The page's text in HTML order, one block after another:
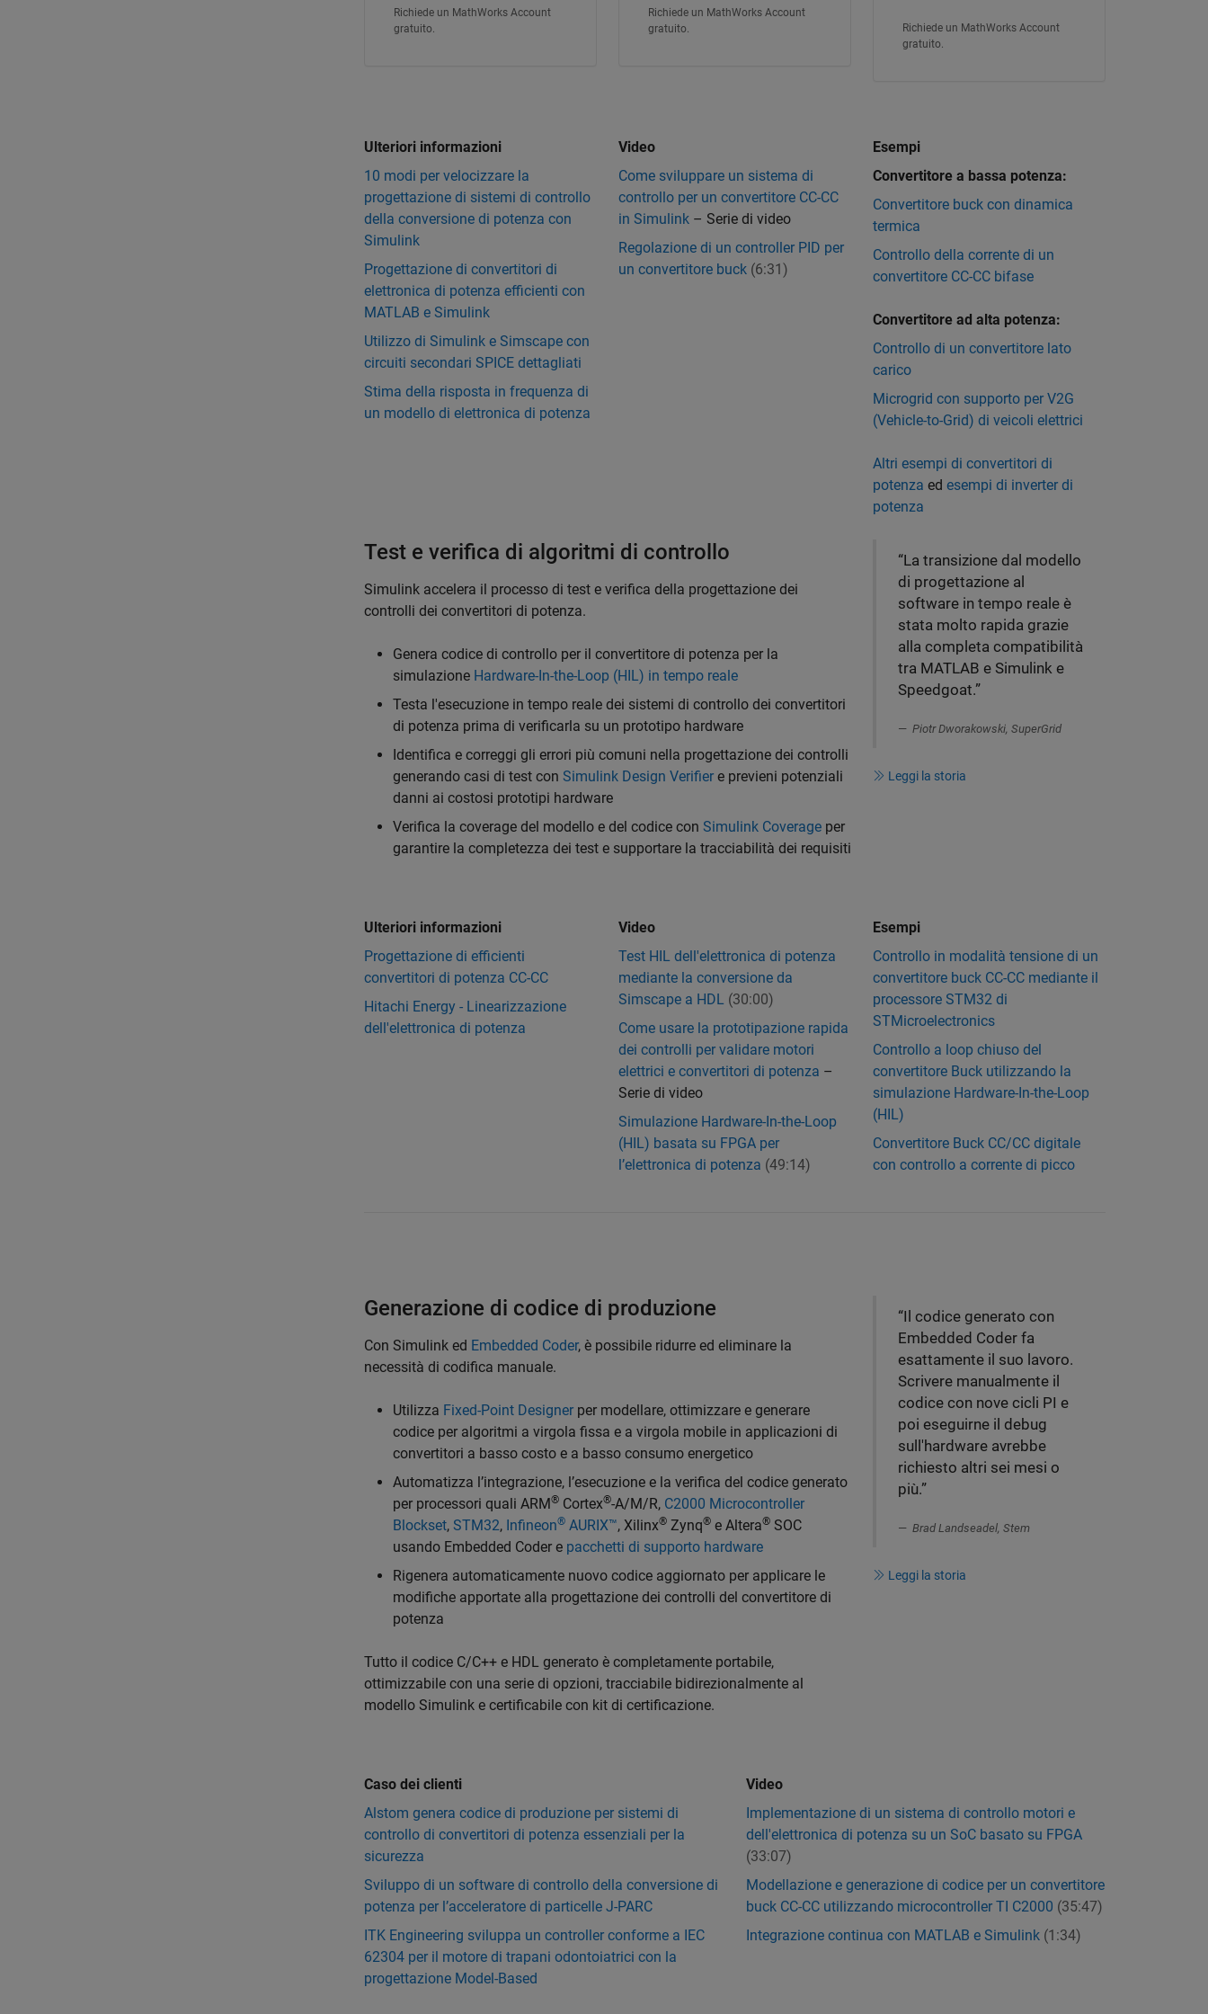
Richiede un MathWorks Account
gratuito.
Richiede un MathWorks Account
gratuito.
Richiede un MathWorks Account
gratuito.
Ulteriori informazioni
10 modi per velocizzare la
progettazione di sistemi di controllo
della conversione di potenza con
Simulink
Progettazione di convertitori di
elettronica di potenza efficienti con
MATLAB e Simulink
Utilizzo di Simulink e Simscape con
circuiti secondari SPICE dettagliati
Stima della risposta in frequenza di
un modello di elettronica di potenza
Video
Come sviluppare un sistema di
controllo per un convertitore CC-CC
in Simulink– Serie di video
Regolazione di un controller PID per
un convertitore buck (6:31)
Esempi
Convertitore a bassa potenza:
Convertitore buck con dinamica
termica
Controllo della corrente di un
convertitore CC-CC bifase
Convertitore ad alta potenza:
Controllo di un convertitore lato
carico
Microgrid con supporto per V2G
(Vehicle-to-Grid) di veicoli elettrici
Altri esempi di convertitori di
potenza ed esempi di inverter di
potenza
Test e verifica di algoritmi di controllo
Simulink accelera il processo di test e verifica della progettazione dei
controlli dei convertitori di potenza.
Genera codice di controllo per il convertitore di potenza per la
simulazione Hardware-In-the-Loop (HIL) in tempo reale
Testa l'esecuzione in tempo reale dei sistemi di controllo dei convertitori
di potenza prima di verificarla su un prototipo hardware
Identifica e correggi gli errori più comuni nella progettazione dei controlli
generando casi di test con Simulink Design Verifier e previeni potenziali
danni ai costosi prototipi hardware
Verifica la coverage del modello e del codice con Simulink Coverage per
garantire la completezza dei test e supportare la tracciabilità dei requisiti
“La transizione dal modello
di progettazione al
software in tempo reale è
stata molto rapida grazie
alla completa compatibilità
tra MATLAB e Simulink e
Speedgoat.”
Piotr Dworakowski, SuperGrid
Leggi la storia
Ulteriori informazioni
Progettazione di efficienti
convertitori di potenza CC-CC
Hitachi Energy - Linearizzazione
dell'elettronica di potenza
Video
Test HIL dell'elettronica di potenza
mediante la conversione da
Simscape a HDL (30:00)
Come usare la prototipazione rapida
dei controlli per validare motori
elettrici e convertitori di potenza –
Serie di video
Simulazione Hardware-In-the-Loop
(HIL) basata su FPGA per
l’elettronica di potenza (49:14)
Esempi
Controllo in modalità tensione di un
convertitore buck CC-CC mediante il
processore STM32 di
STMicroelectronics
Controllo a loop chiuso del
convertitore Buck utilizzando la
simulazione Hardware-In-the-Loop
(HIL)
Convertitore Buck CC/CC digitale
con controllo a corrente di picco
Generazione di codice di produzione
Con Simulink ed Embedded Coder, è possibile ridurre ed eliminare la
necessità di codifica manuale.
Utilizza Fixed-Point Designer per modellare, ottimizzare e generare
codice per algoritmi a virgola fissa e a virgola mobile in applicazioni di
convertitori a basso costo e a basso consumo energetico
Automatizza l’integrazione, l’esecuzione e la verifica del codice generato
per processori quali ARM® Cortex®-A/M/R, C2000 Microcontroller
Blockset, STM32, Infineon® AURIX™, Xilinx® Zynq® e Altera® SOC
usando Embedded Coder e pacchetti di supporto hardware
Rigenera automaticamente nuovo codice aggiornato per applicare le
modifiche apportate alla progettazione dei controlli del convertitore di
potenza
Tutto il codice C/C++ e HDL generato è completamente portabile,
ottimizzabile con una serie di opzioni, tracciabile bidirezionalmente al
modello Simulink e certificabile con kit di certificazione.
“Il codice generato con
Embedded Coder fa
esattamente il suo lavoro.
Scrivere manualmente il
codice con nove cicli PI e
poi eseguirne il debug
sull'hardware avrebbe
richiesto altri sei mesi o
più.”
Brad Landseadel, Stem
Leggi la storia
Caso dei clienti
Alstom genera codice di produzione per sistemi di
controllo di convertitori di potenza essenziali per la
sicurezza
Sviluppo di un software di controllo della conversione di
potenza per l’acceleratore di particelle J-PARC
ITK Engineering sviluppa un controller conforme a IEC
62304 per il motore di trapani odontoiatrici con la
progettazione Model-Based
Video
Implementazione di un sistema di controllo motori e
dell'elettronica di potenza su un SoC basato su FPGA
(33:07)
Modellazione e generazione di codice per un convertitore
buck CC-CC utilizzando microcontroller TI C2000 (35:47)
Integrazione continua con MATLAB e Simulink (1:34)